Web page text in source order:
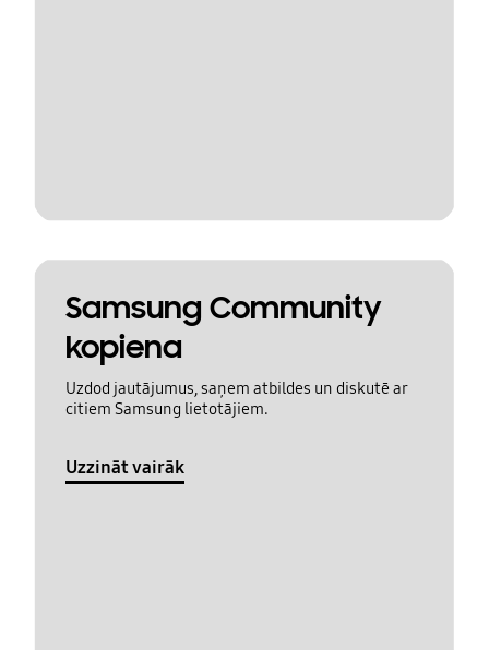
Samsung Community
kopiena
Uzdod jautājumus, saņem atbildes un diskutē ar
citiem Samsung lietotājiem.
Uzzināt vairāk